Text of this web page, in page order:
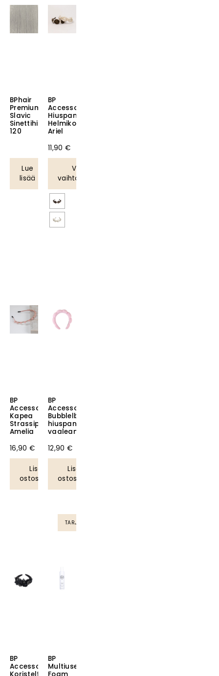
BPhair
Premium
Slavic
Sinettihius
120
Lue
lisää
BP
Accessories
Hiuspanta
Helmikoristeilla
Ariel
11,90 €
Valitse
vaihtoehdoista
BP
Accessories
Kapea
Strassipanta
Amelia
16,90 €
Lisää
ostoskoriin
BP
Accessories
Bubblelband
hiuspanta
vaaleanpunainen
12,90 €
Lisää
ostoskoriin
BP
Accessories
TARJOUS
BP
Multiuse